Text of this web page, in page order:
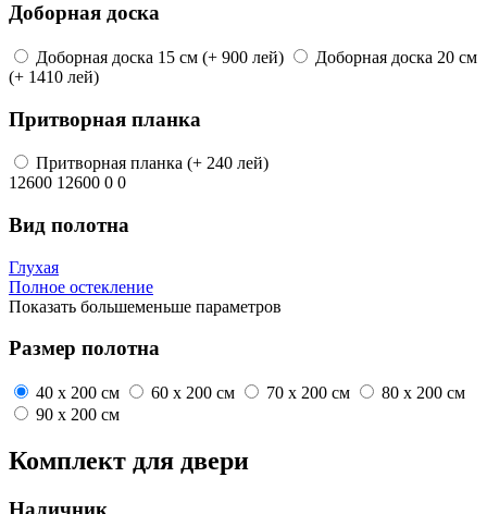
Доборная доска
Доборная доска 15 см (+ 900 лей) Доборная доска 20 см
(+ 1410 лей)
Притворная планка
Притворная планка (+ 240 лей)
12600 12600 0 0
Вид полотна
Глухая
Полное остекление
Показать большеменьше параметров
Размер полотна
40 x 200 см 60 x 200 см 70 x 200 см
80 x 200 см
90 x 200 см
Комплект для двери
Наличник